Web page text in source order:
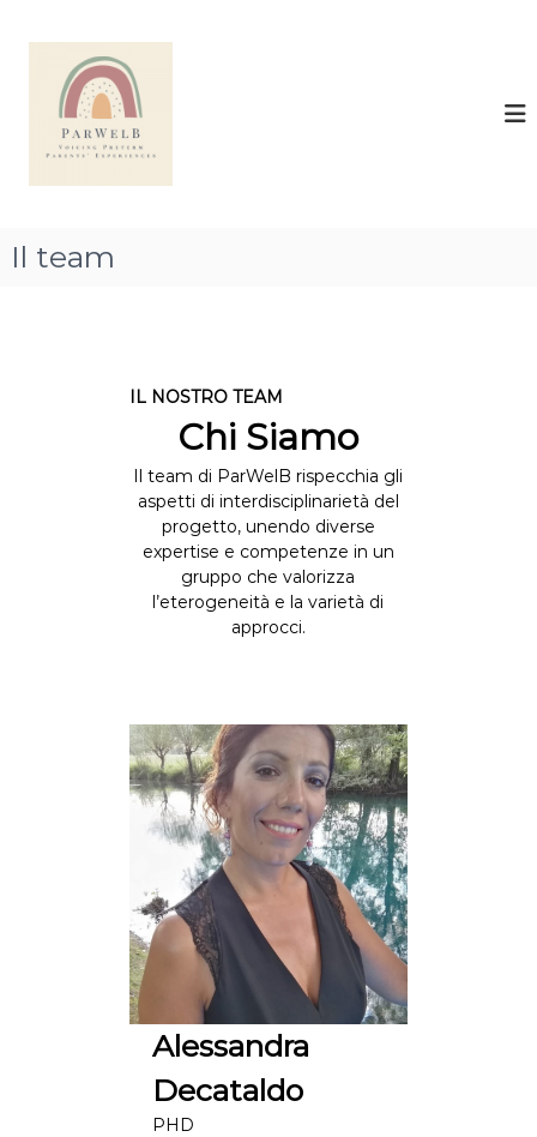
e
e
n
t
i
n
g
P
a
t
u
r
e
F
a
m
i
y
M
l
Il team
IL NOSTRO TEAM
Chi Siamo
Il team di ParWelB rispecchia gli
aspetti di interdisciplinarietà del
progetto, unendo diverse
expertise e competenze in un
gruppo che valorizza
l’eterogeneità e la varietà di
approcci.
Alessandra
Decataldo
PHD